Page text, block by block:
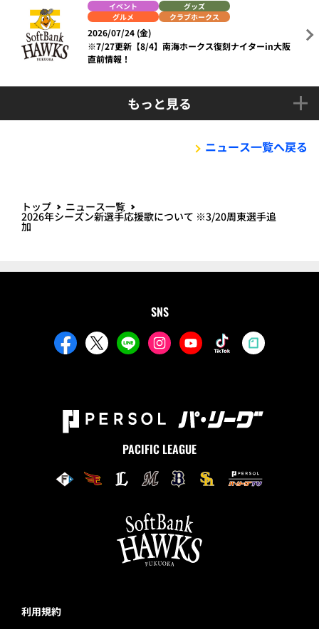
イベント
グッズ
グルメ
クラブホークス
2026/07/24 (金)
※7/27更新【8/4】南海ホークス復刻ナイターin大阪
直前情報！
もっと見る
ニュース一覧へ戻る
トップ ニュース一覧
2026年シーズン新選手応援歌について ※3/20周東選手追
加
SNS
PACIFIC LEAGUE
利用規約